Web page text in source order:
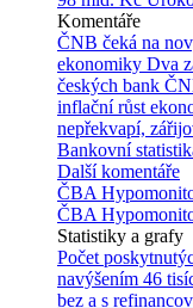
Komentáře
ČNB čeká na
ekonomiky Dva
českých bank
inflační růst
nepřekvapí,
Bankovní
Další komentáře
ČBA
ČBA
Statistiky a grafy
Počet
navýšením 46
bez a s